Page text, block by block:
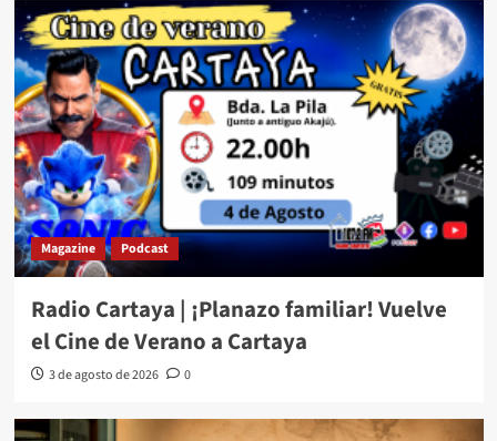
Magazine Podcast
Radio Cartaya | ¡Planazo familiar! Vuelve
el Cine de Verano a Cartaya
3 de agosto de 2026 0